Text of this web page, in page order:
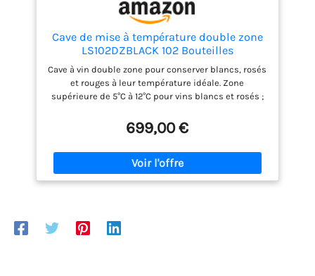
Cave de mise à température double zone
LS102DZBLACK 102 Bouteilles
Cave à vin double zone pour conserver blancs, rosés
et rouges à leur température idéale. Zone
supérieure de 5°C à 12°C pour vins blancs et rosés ;
Capacité jusqu’à 102 bouteilles avec organisation
flexible sur clayettes en fil d’acier à frontons bois.
Design All Black moderne avec porte vitrée anti-UV
pour une protection élégante contre la lumière.
Porte réversible et pieds réglables pour une
pour une circulation d’air purifiée et sans odeurs.
699,00 €